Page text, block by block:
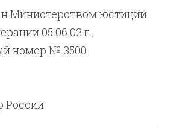
и форм
Министерством юстиции
05.06.02 г.,
номер № 3500
России